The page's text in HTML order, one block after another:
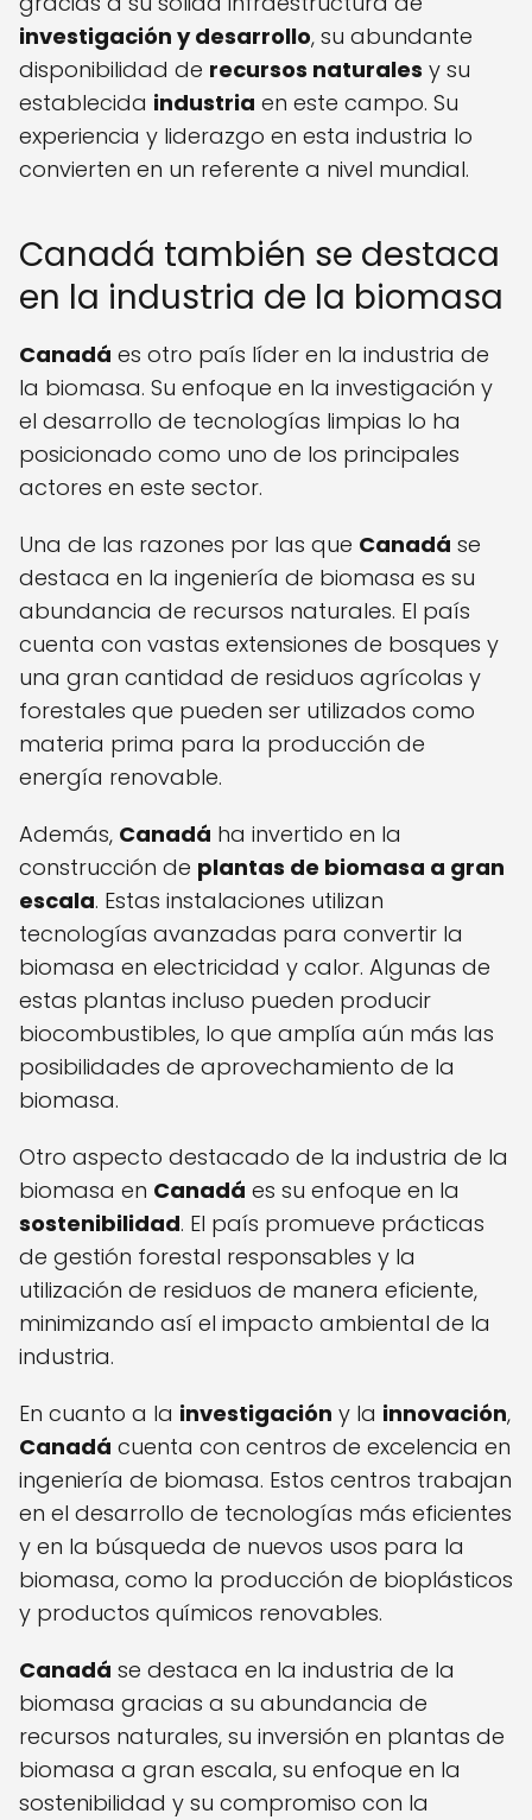
investigación y desarrollo, su abundante
disponibilidad de recursos naturales y su
establecida industria en este campo. Su
experiencia y liderazgo en esta industria lo
convierten en un referente a nivel mundial.
Canadá también se destaca
en la industria de la biomasa
Canadá es otro país líder en la industria de
la biomasa. Su enfoque en la investigación y
el desarrollo de tecnologías limpias lo ha
posicionado como uno de los principales
actores en este sector.
Una de las razones por las que Canadá se
destaca en la ingeniería de biomasa es su
abundancia de recursos naturales. El país
cuenta con vastas extensiones de bosques y
una gran cantidad de residuos agrícolas y
forestales que pueden ser utilizados como
materia prima para la producción de
energía renovable.
Además, Canadá ha invertido en la
construcción de plantas de biomasa a gran
escala. Estas instalaciones utilizan
tecnologías avanzadas para convertir la
biomasa en electricidad y calor. Algunas de
estas plantas incluso pueden producir
biocombustibles, lo que amplía aún más las
posibilidades de aprovechamiento de la
biomasa.
Otro aspecto destacado de la industria de la
biomasa en Canadá es su enfoque en la
sostenibilidad. El país promueve prácticas
de gestión forestal responsables y la
utilización de residuos de manera eficiente,
minimizando así el impacto ambiental de la
industria.
En cuanto a la investigación y la innovación,
Canadá cuenta con centros de excelencia en
ingeniería de biomasa. Estos centros trabajan
en el desarrollo de tecnologías más eficientes
y en la búsqueda de nuevos usos para la
biomasa, como la producción de bioplásticos
y productos químicos renovables.
Canadá se destaca en la industria de la
biomasa gracias a su abundancia de
recursos naturales, su inversión en plantas de
biomasa a gran escala, su enfoque en la
sostenibilidad y su compromiso con la